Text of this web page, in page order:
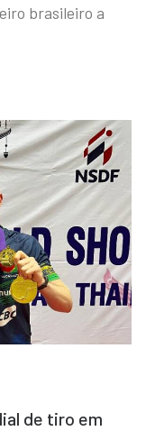
brasileiro a
de tiro em